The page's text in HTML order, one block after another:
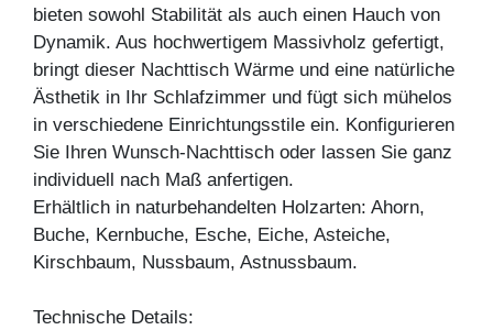
bieten sowohl Stabilität als auch einen Hauch von
Dynamik. Aus hochwertigem Massivholz gefertigt,
bringt dieser Nachttisch Wärme und eine natürliche
Ästhetik in Ihr Schlafzimmer und fügt sich mühelos
in verschiedene Einrichtungsstile ein. Konfigurieren
Sie Ihren Wunsch-Nachttisch oder lassen Sie ganz
individuell nach Maß anfertigen.
Erhältlich in naturbehandelten Holzarten: Ahorn,
Buche, Kernbuche, Esche, Eiche, Asteiche,
Kirschbaum, Nussbaum, Astnussbaum.
Technische Details: